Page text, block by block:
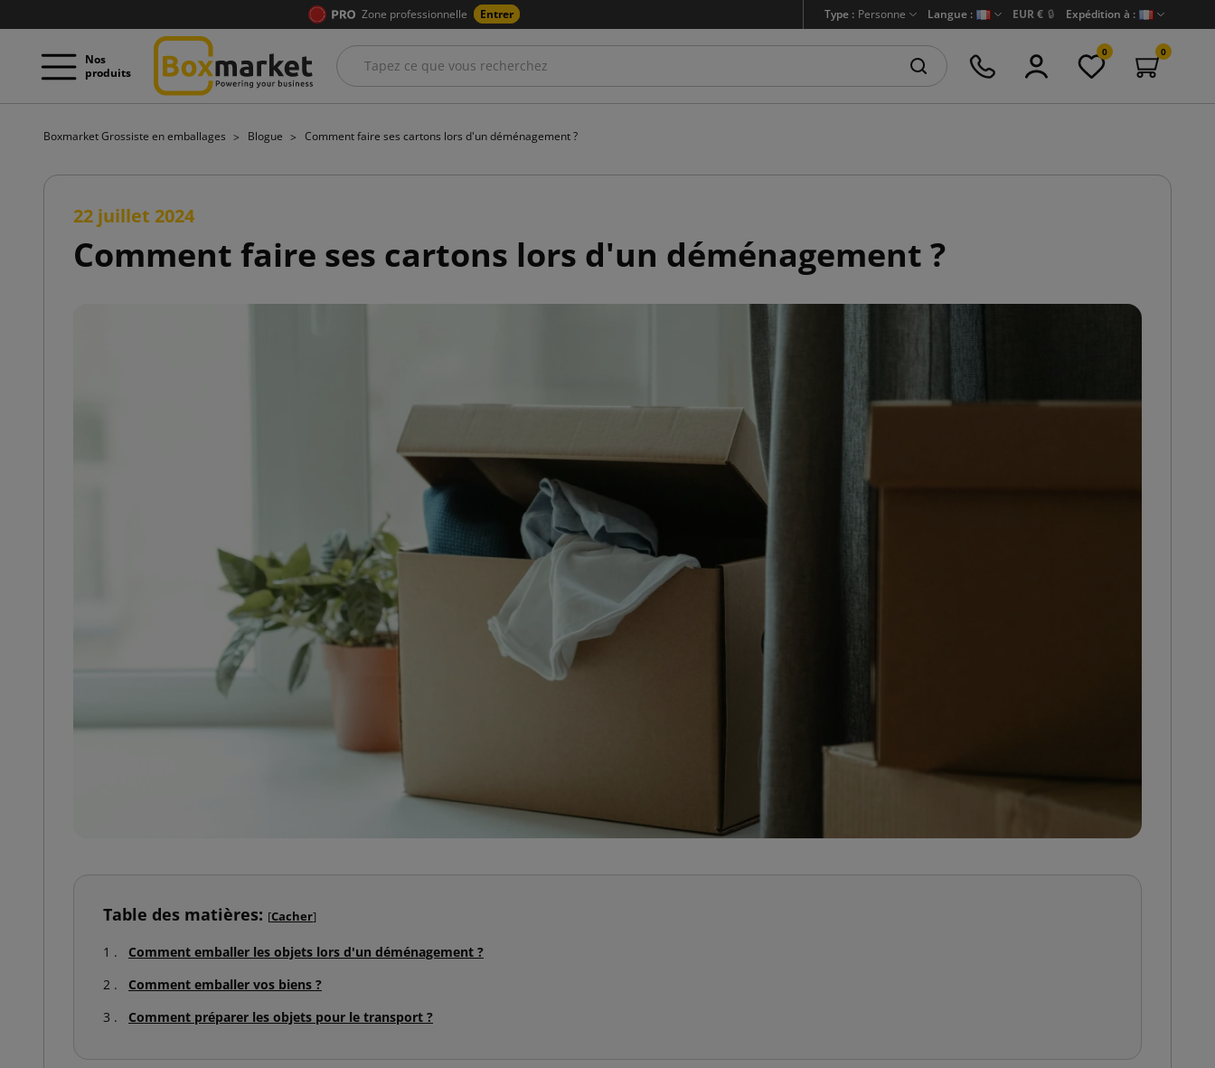
Zone professionnelle Entrer Type : Personne Langue : EUR € 🔒 Expédition à :
Nos
produits
0 0
Boxmarket Grossiste en emballages Blogue Comment faire ses cartons lors d'un déménagement ?
22 juillet 2024
Comment faire ses cartons lors d'un déménagement ?
Table des matières: [Cacher]
Comment emballer les objets lors d'un déménagement ?
Comment emballer vos biens ?
Comment préparer les objets pour le transport ?